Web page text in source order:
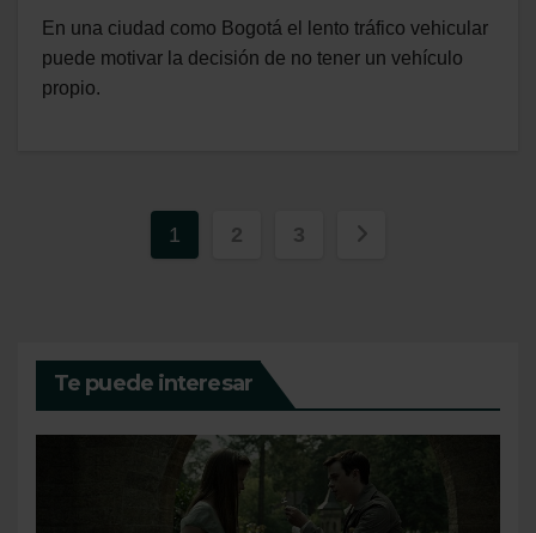
En una ciudad como Bogotá el lento tráfico vehicular
puede motivar la decisión de no tener un vehículo
propio.
Paginación
1 2 3
Te puede interesar